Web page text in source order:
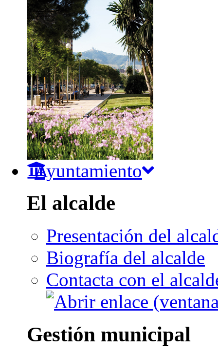
Ayuntamiento
El alcalde
Presentación del
Biografía del alcalde
Contacta con el
Gestión municipal